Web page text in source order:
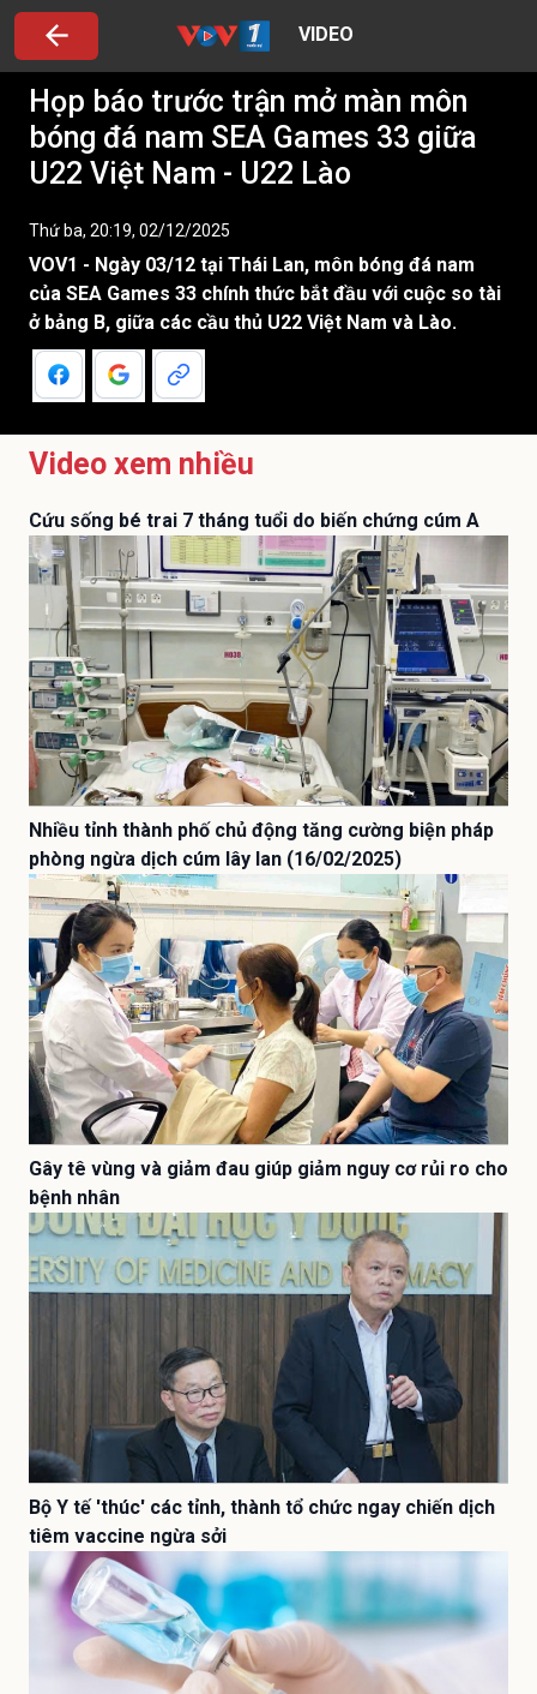
VIDEO
Họp báo trước trận mở màn môn
bóng đá nam SEA Games 33 giữa
U22 Việt Nam - U22 Lào
Thứ ba, 20:19, 02/12/2025
VOV1 - Ngày 03/12 tại Thái Lan, môn bóng đá nam
của SEA Games 33 chính thức bắt đầu với cuộc so tài
ở bảng B, giữa các cầu thủ U22 Việt Nam và Lào.
Video xem nhiều
Cứu sống bé trai 7 tháng tuổi do biến chứng cúm A
Nhiều tỉnh thành phố chủ động tăng cường biện pháp
phòng ngừa dịch cúm lây lan (16/02/2025)
Gây tê vùng và giảm đau giúp giảm nguy cơ rủi ro cho
bệnh nhân
Bộ Y tế 'thúc' các tỉnh, thành tổ chức ngay chiến dịch
tiêm vaccine ngừa sởi